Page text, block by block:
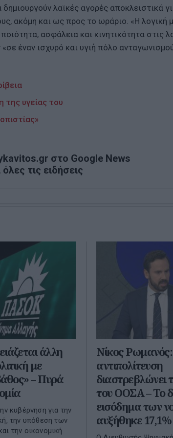
λαϊκές αγορές αποκλειστικά
ακόμη και ως προς το ωράριο. «Η λογική
ασφάλεια και κινητικότητα στις
έναν ισχυρό και υγιή πόλο
υγείας του
στο Google News
τις ειδήσεις
άλλη
με
– Πυρά
κυβέρνηση για την
την υπόθεση των
την οικονομική
Νίκος
αντιπολίτευση
διαστρεβλώνει
του ΟΟΣΑ – Το
εισόδημα των
αυξήθηκε